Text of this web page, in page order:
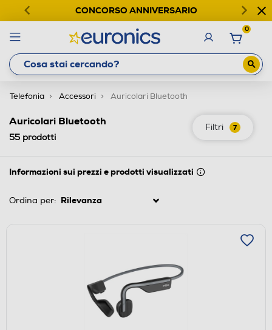
CONCORSO ANNIVERSARIO
0
Telefonia Accessori Auricolari Bluetooth
Filtri 7
Auricolari Bluetooth
55 prodotti
Informazioni sui prezzi e prodotti visualizzati
Ordina per: